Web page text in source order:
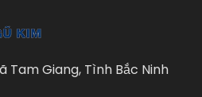
Tam Giang, Tình Bắc Ninh